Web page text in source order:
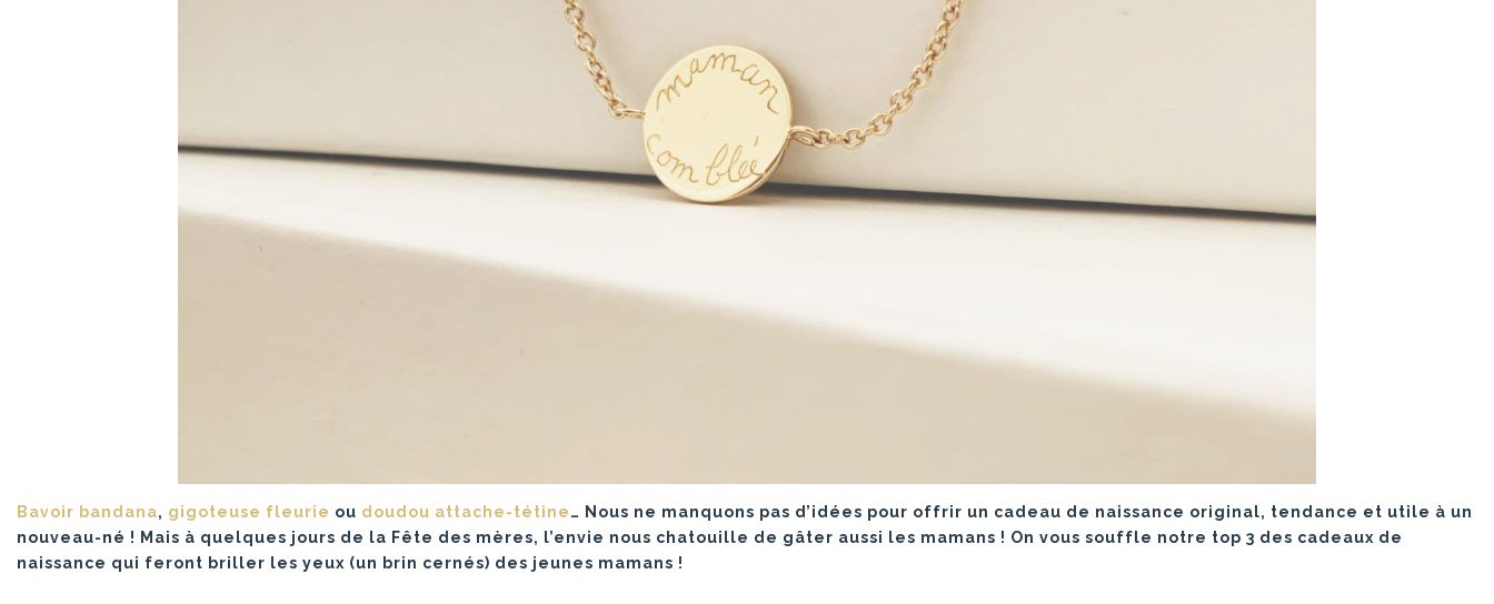
Bavoir bandana, gigoteuse fleurie ou doudou attache-tétine… Nous ne manquons pas d’idées pour offrir un cadeau de naissance original, tendance et utile à un
nouveau-né ! Mais à quelques jours de la Fête des mères, l’envie nous chatouille de gâter aussi les mamans ! On vous souffle notre top 3 des cadeaux de
naissance qui feront briller les yeux (un brin cernés) des jeunes mamans !